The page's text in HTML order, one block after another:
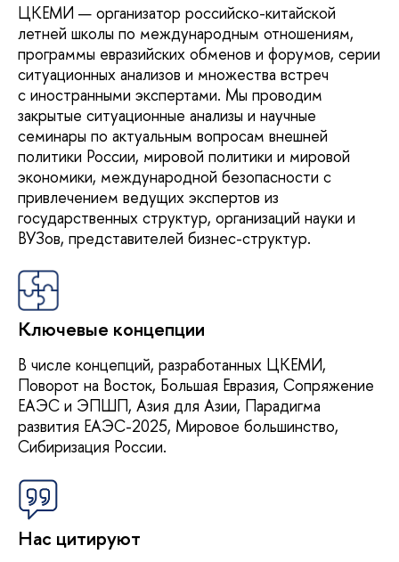
ЦКЕМИ — организатор российско-китайской
летней школы по международным отношениям,
программы евразийских обменов и форумов, серии
ситуационных анализов и множества встреч
с иностранными экспертами. Мы проводим
закрытые ситуационные анализы и научные
семинары по актуальным вопросам внешней
политики России, мировой политики и мировой
экономики, международной безопасности с
привлечением ведущих экспертов из
государственных структур, организаций науки и
ВУЗов, представителей бизнес-структур.
Ключевые концепции
В числе концепций, разработанных ЦКЕМИ,
Поворот на Восток, Большая Евразия, Сопряжение
ЕАЭС и ЭПШП, Азия для Азии, Парадигма
развития ЕАЭС-2025, Мировое большинство,
Сибиризация России.
Нас цитируют